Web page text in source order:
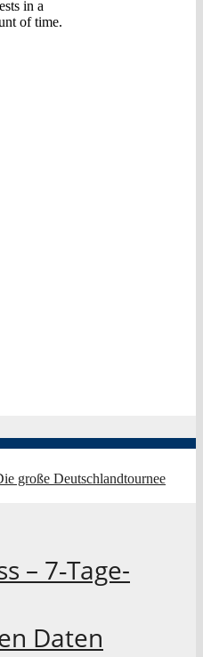
große Deutschlandtournee
– 7‑Tage-
Daten